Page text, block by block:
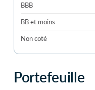
BBB
BB et moins
Non coté
Portefeuille